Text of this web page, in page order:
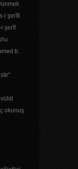
i şerîfi
i şerîf
b.
okunuş